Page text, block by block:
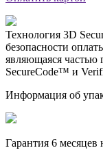
Технология 3D
безопасности
являющаяся частью
SecureCode™ и
Информация об
Гарантия 6